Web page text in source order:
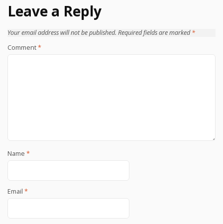
Leave a Reply
Your email address will not be published. Required fields are marked*
Comment*
Name *
Email *